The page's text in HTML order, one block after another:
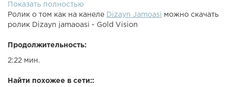
Показать полностью
Ролик о том как на канеле
Dizayn Jamoasi можно скачать
ролик Dizayn jamaoasi - Gold Vision
Продолжительность:
2:22 мин.
Найти похожее в сети::